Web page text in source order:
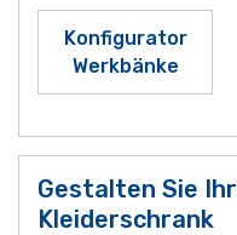
Konfigurator
Werkbänke
Gestalten Sie
Kleiderschrank